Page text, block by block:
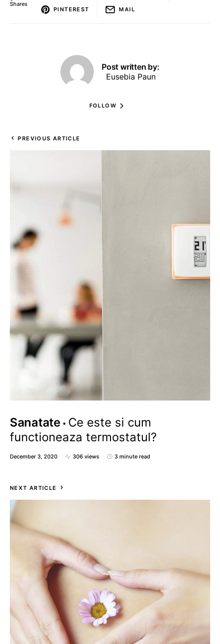
Shares
PINTEREST MAIL
Post written by:
Eusebia Paun
FOLLOW
PREVIOUS ARTICLE
Sanatate Ce este si cum
functioneaza termostatul?
December 3, 2020 306 views 3 minute read
NEXT ARTICLE